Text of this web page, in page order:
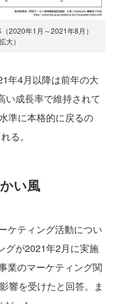
2020年1月～2021年8月）
大）
年4月以降は前年の大
い成長率で維持されて
準に本格的に戻るの
る。
い風
ケティング活動につい
グが2021年2月に実施
業のマーケティング関
響を受けたと回答。ま